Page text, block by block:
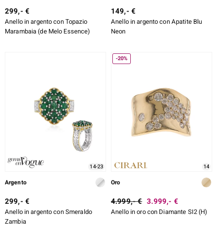
299,- €
Anello in argento con Topazio
Marambaia (de Melo Essence)
149,- €
Anello in argento con Apatite Blu
Neon
14-23
Argento
299,- €
Anello in argento con Smeraldo
Zambia
-20%
14
Oro
4.999,- € 3.999,- €
Anello in oro con Diamante SI2 (H)